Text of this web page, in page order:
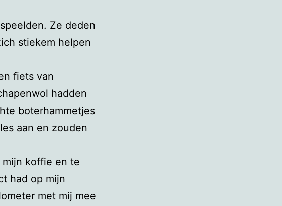
Ze deden
stiekem helpen
fiets van
hadden
boterhammetjes
aan en zouden
koffie en te
had op mijn
met mij mee